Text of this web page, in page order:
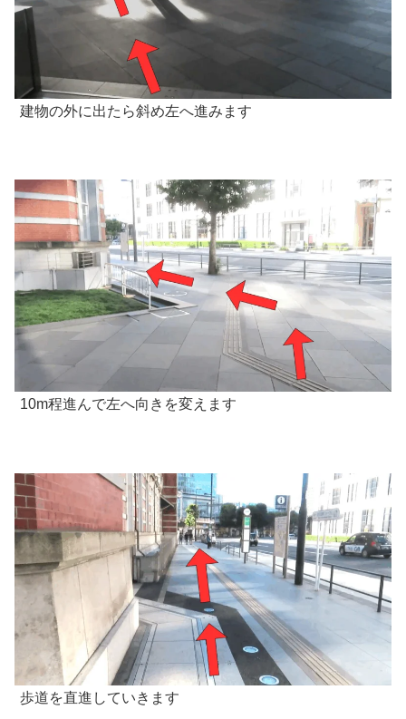
建物の外に出たら斜め左へ進みます
10m程進んで左へ向きを変えます
歩道を直進していきます